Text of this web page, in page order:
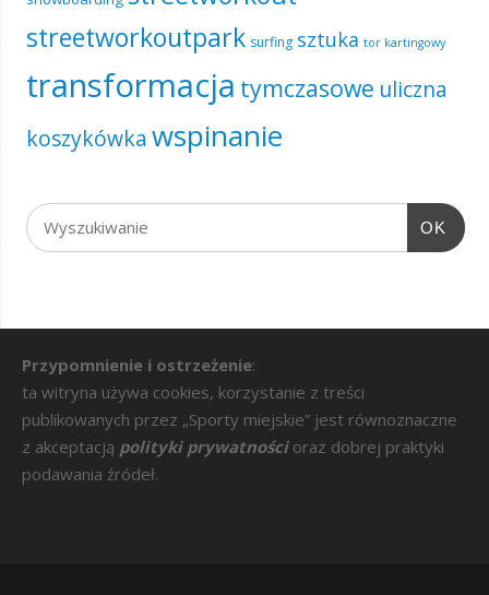
streetworkoutpark surfing sztuka tor kartingowy
transformacja tymczasowe uliczna
koszykówka wspinanie
OK
Przypomnienie i ostrzeżenie:
ta witryna używa cookies, korzystanie z treści
publikowanych przez „Sporty miejskie” jest równoznaczne
z akceptacją polityki prywatności oraz dobrej praktyki
podawania źródeł.